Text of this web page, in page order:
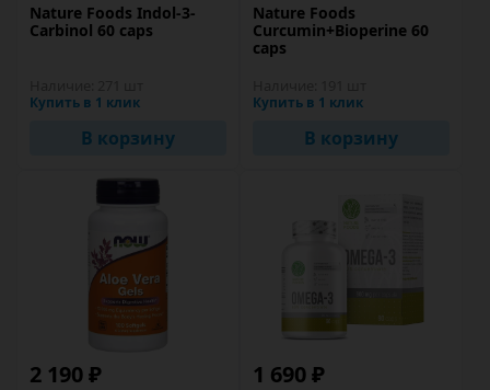
Nature Foods Indol-3-
Carbinol 60 caps
Купить в 1 клик
В корзину
Nature Foods
Curcumin+Bioperine 60
caps
Купить в 1 клик
В корзину
2 190 ₽ 1 690 ₽